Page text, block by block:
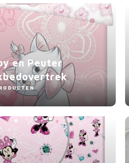
en Peuter